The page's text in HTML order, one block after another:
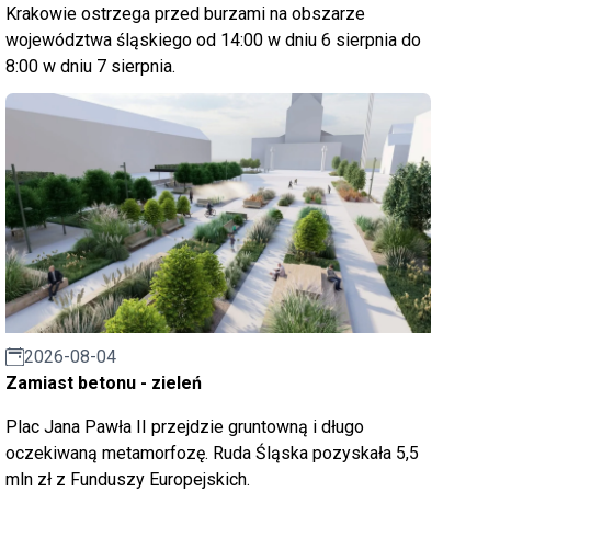
Krakowie ostrzega przed burzami na obszarze
województwa śląskiego od 14:00 w dniu 6 sierpnia do
8:00 w dniu 7 sierpnia.
2026-08-04
Zamiast betonu - zieleń
Plac Jana Pawła II przejdzie gruntowną i długo
oczekiwaną metamorfozę. Ruda Śląska pozyskała 5,5
mln zł z Funduszy Europejskich.